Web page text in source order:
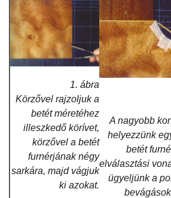
1. ábra
Körzővel rajzoljuk a
betét méretéhez
illeszkedő körívet,
körzővel a betét
furnérjának négy
sarkára, majd vágjuk
ki azokat.
A nagyobb
helyezzünk
betét
elválasztási
ügyeljünk a